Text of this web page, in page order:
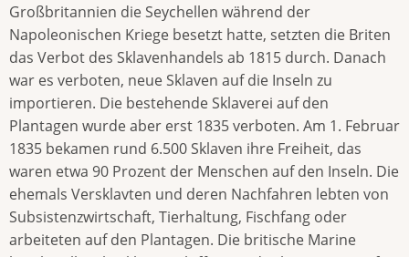
Großbritannien die Seychellen während der
Napoleonischen Kriege besetzt hatte, setzten die Briten
das Verbot des Sklavenhandels ab 1815 durch. Danach
war es verboten, neue Sklaven auf die Inseln zu
importieren. Die bestehende Sklaverei auf den
Plantagen wurde aber erst 1835 verboten. Am 1. Februar
1835 bekamen rund 6.500 Sklaven ihre Freiheit, das
waren etwa 90 Prozent der Menschen auf den Inseln. Die
ehemals Versklavten und deren Nachfahren lebten von
Subsistenzwirtschaft, Tierhaltung, Fischfang oder
arbeiteten auf den Plantagen. Die britische Marine